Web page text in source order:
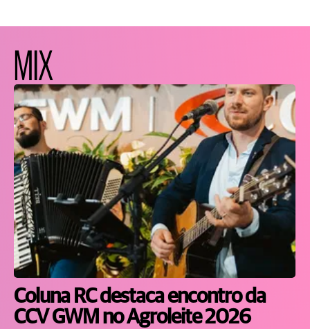
MIX
Coluna RC destaca encontro da
CCV GWM no Agroleite 2026